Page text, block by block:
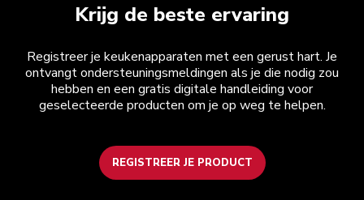
Krijg de beste ervaring
Registreer je keukenapparaten met een gerust hart. Je
ontvangt ondersteuningsmeldingen als je die nodig zou
hebben en een gratis digitale handleiding voor
geselecteerde producten om je op weg te helpen.
REGISTREER JE PRODUCT